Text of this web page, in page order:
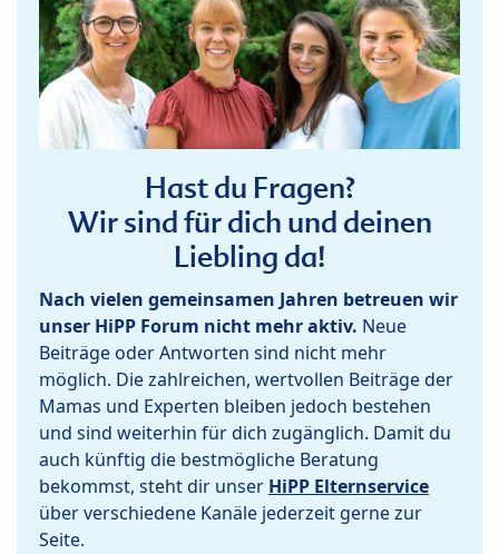
Hast du Fragen?
Wir sind für dich und deinen
Liebling da!
Nach vielen gemeinsamen Jahren betreuen wir
unser HiPP Forum nicht mehr aktiv. Neue
Beiträge oder Antworten sind nicht mehr
möglich. Die zahlreichen, wertvollen Beiträge der
Mamas und Experten bleiben jedoch bestehen
und sind weiterhin für dich zugänglich. Damit du
auch künftig die bestmögliche Beratung
bekommst, steht dir unser HiPP Elternservice
über verschiedene Kanäle jederzeit gerne zur
Seite.